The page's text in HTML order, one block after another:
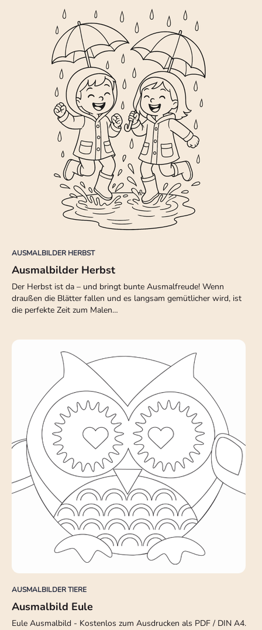
AUSMALBILDER HERBST
Ausmalbilder Herbst
Der Herbst ist da – und bringt bunte Ausmalfreude! Wenn
draußen die Blätter fallen und es langsam gemütlicher wird, ist
die perfekte Zeit zum Malen…
AUSMALBILDER TIERE
Ausmalbild Eule
Eule Ausmalbild - Kostenlos zum Ausdrucken als PDF / DIN A4.